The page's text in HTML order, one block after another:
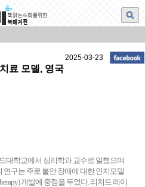
2025-03-23
료 모델, 영국
대학교에서 심리학과 교수로 일했으며
연구는 주로 불안 장애에 대한 인지모델
개발에 중점을 두었다. 리처드 레이